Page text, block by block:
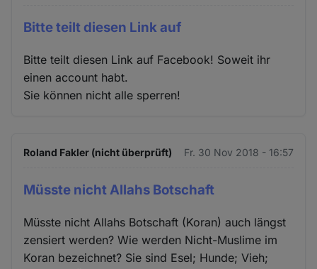
Bitte teilt diesen Link auf
Bitte teilt diesen Link auf Facebook! Soweit ihr
einen account habt.
Sie können nicht alle sperren!
Roland Fakler (nicht überprüft) Fr. 30 Nov 2018 - 16:57
Müsste nicht Allahs Botschaft
Müsste nicht Allahs Botschaft (Koran) auch längst
zensiert werden? Wie werden Nicht-Muslime im
Koran bezeichnet? Sie sind Esel; Hunde; Vieh;